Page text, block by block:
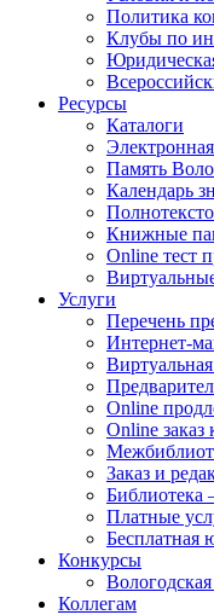
Политика
Клубы по
Ресурсы
Каталоги
Память
Календарь
Книжные
Online тест
Услуги
Перечень
Интернет-
Online
Online
Заказ и
Библиотека
Платные
Бесплатная
Конкурсы
Коллегам